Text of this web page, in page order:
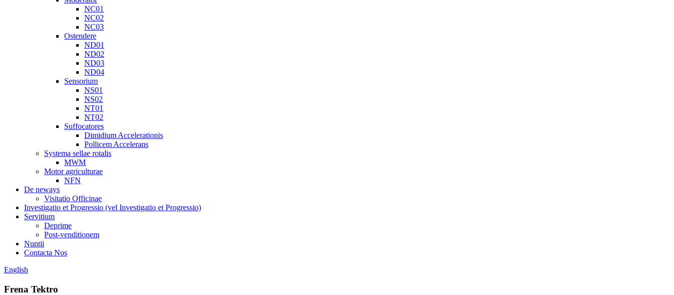
NC01
NC02
NC03
Ostendere
ND01
ND02
ND03
ND04
Sensorium
NS01
NS02
NT01
NT02
Suffocatores
Dimidium Accelerationis
Pollicem Accelerans
Systema sellae rotalis
MWM
Motor agriculturae
NFN
De neways
Visitatio Officinae
Investigatio et Progressio (vel Investigatio et Progressio)
Servitium
Deprime
Post-venditionem
Nuntii
Contacta Nos
English
Frena Tektro